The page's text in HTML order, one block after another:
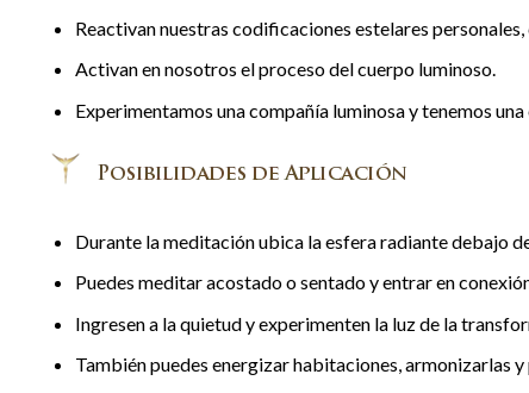
Reactivan nuestras codificaciones estelares
Activan en nosotros el proceso del cuerpo luminoso.
Experimentamos una compañía luminosa y tenemos
Durante la meditación ubica la esfera radiante debajo
Puedes meditar acostado o sentado y entrar en
Ingresen a la quietud y experimenten la luz de la
También puedes energizar habitaciones, armonizarlas